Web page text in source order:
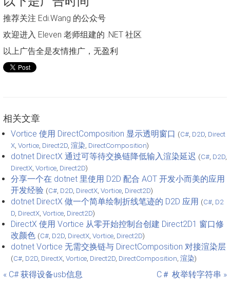
推荐关注 Edi.Wang 的公众号
欢迎进入 Eleven 老师组建的 .NET 社区
以上广告全是友情推广，无盈利
相关文章
Vortice 使用 DirectComposition 显示透明窗口 (C# D2D Direct
X Vortice Direct2D 渲染 DirectComposition)
dotnet DirectX 通过可等待交换链降低输入渲染延迟 (C# D2D
DirectX Vortice Direct2D)
分享一个在 dotnet 里使用 D2D 配合 AOT 开发小而美的应用
开发经验 (C# D2D DirectX Vortice Direct2D)
dotnet DirectX 做一个简单绘制折线笔迹的 D2D 应用 (C# D2
D DirectX Vortice Direct2D)
DirectX 使用 Vortice 从零开始控制台创建 Direct2D1 窗口修
改颜色 (C# D2D DirectX Vortice Direct2D)
dotnet Vortice 无需交换链与 DirectComposition 对接渲染层
(C# D2D DirectX Vortice Direct2D DirectComposition 渲染)
« C# 获得设备usb信息 C＃ 枚举转字符串 »